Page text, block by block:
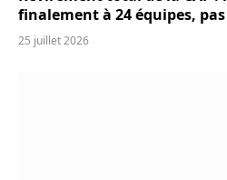
finalement à 24 équipes, pas
25 juillet 2026